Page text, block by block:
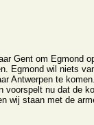
Gent om Egmond
Egmond wil niets
Antwerpen te
voorspelt nu dat de
wij staan met de